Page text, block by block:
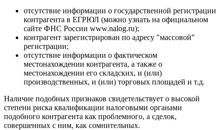
отсутствие информации о государственной регистрации
контрагента в ЕГРЮЛ (можно узнать на официальном
сайте ФНС России www.nalog.ru);
контрагент зарегистрирован по адресу "массовой"
регистрации;
отсутствие информации о фактическом
местонахождении контрагента, а также о
местонахождении его складских, и (или)
производственных, и (или) торговых площадей и т.д.
Наличие подобных признаков свидетельствует о высокой
степени риска квалификации налоговыми органами
подобного контрагента как проблемного, а сделок,
совершенных с ним, как сомнительных.